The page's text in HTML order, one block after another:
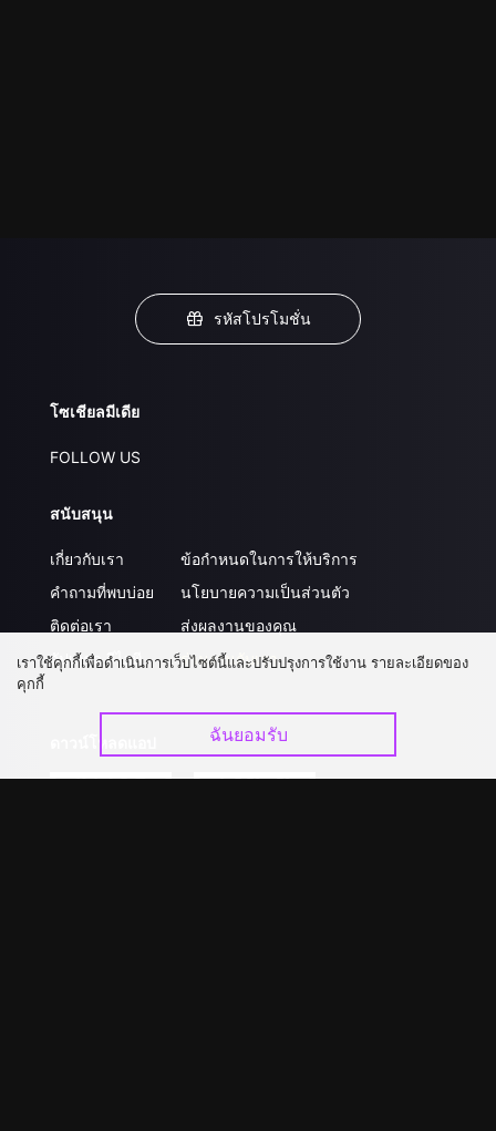
รหัสโปรโมชั่น
โซเชียลมีเดีย
FOLLOW US
สนับสนุน
เกี่ยวกับเรา
คำถามที่พบบ่อย
ติดต่อเรา
อัปเกรด วีไอพี
ข้อกำหนดในการให้บริการ
นโยบายความเป็นส่วนตัว
ส่งผลงานของคุณ
ร่วมงานกับเรา
เราใช้คุกกี้เพื่อดำเนินการเว็บไซต์นี้และปรับปรุงการใช้งาน รายละเอียดของ
คุกกี้
ฉันยอมรับ